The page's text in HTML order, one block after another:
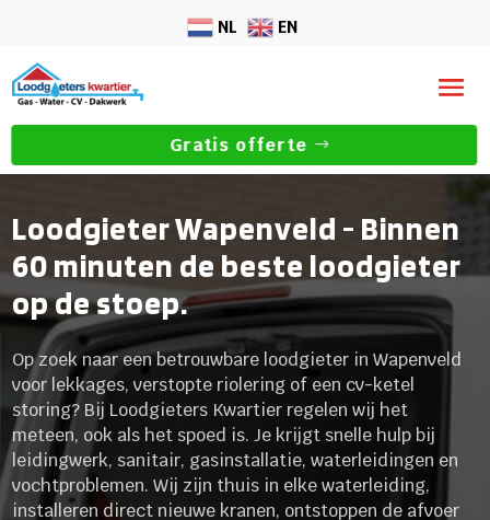
NL EN
Gratis offerte
Loodgieter Wapenveld - Binnen
60 minuten de beste loodgieter
op de stoep.
Op zoek naar een betrouwbare loodgieter in Wapenveld
voor lekkages, verstopte riolering of een cv-ketel
storing? Bij Loodgieters Kwartier regelen wij het
meteen, ook als het spoed is. Je krijgt snelle hulp bij
leidingwerk, sanitair, gasinstallatie, waterleidingen en
vochtproblemen. Wij zijn thuis in elke waterleiding,
installeren direct nieuwe kranen, ontstoppen de afvoer